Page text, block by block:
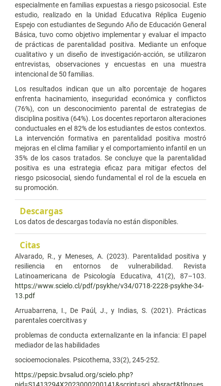
especialmente en familias expuestas a riesgo psicosocial. Este
estudio, realizado en la Unidad Educativa Réplica Eugenio
Espejo con estudiantes de Segundo Año de Educación General
Básica, tuvo como objetivo implementar y evaluar el impacto
de prácticas de parentalidad positiva. Mediante un enfoque
cualitativo y un diseño de investigación-acción, se utilizaron
entrevistas, observaciones y encuestas en una muestra
intencional de 50 familias.
Los resultados indican que un alto porcentaje de hogares
enfrenta hacinamiento, inseguridad económica y conflictos
(76%), con un desconocimiento parental de estrategias de
disciplina positiva (64%). Los docentes reportaron alteraciones
conductuales en el 82% de los estudiantes de estos contextos.
La intervención formativa en parentalidad positiva mostró
mejoras en el clima familiar y el comportamiento infantil en un
35% de los casos tratados. Se concluye que la parentalidad
positiva es una estrategia eficaz para mitigar efectos del
riesgo psicosocial, siendo fundamental el rol de la escuela en
su promoción.
Descargas
Los datos de descargas todavía no están disponibles.
Citas
Alvarado, R., y Meneses, A. (2023). Parentalidad positiva y
resiliencia en entornos de vulnerabilidad. Revista
Latinoamericana de Psicología Educativa, 41(2), 87–103.
https://www.scielo.cl/pdf/psykhe/v34/0718-2228-psykhe-34-
13.pdf
Arruabarrena, I., De Paúl, J., y Indias, S. (2021). Prácticas
parentales coercitivas y
problemas de conducta externalizante en la infancia: El papel
mediador de las habilidades
socioemocionales. Psicothema, 33(2), 245-252.
https://pepsic.bvsalud.org/scielo.php?
pid=S1413294X2023000200141&script=sci_absract&tlng=es